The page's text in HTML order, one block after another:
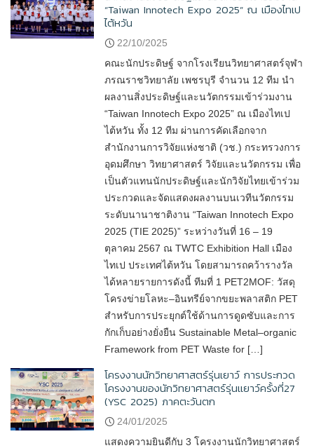
“Taiwan Innotech Expo 2025” ณ เมืองไทเป
ไต้หวัน
22/10/2025
คณะนักประดิษฐ์ จากโรงเรียนวิทยาศาสตร์จุฬา
ภรณราชวิทยาลัย เพชรบุรี จำนวน 12 ทีม นำ
ผลงานสิ่งประดิษฐ์และนวัตกรรมเข้าร่วมงาน
“Taiwan Innotech Expo 2025” ณ เมืองไทเป
ไต้หวัน ทั้ง 12 ทีม ผ่านการคัดเลือกจาก
สำนักงานการวิจัยแห่งชาติ (วช.) กระทรวงการ
อุดมศึกษา วิทยาศาสตร์ วิจัยและนวัตกรรม เพื่อ
เป็นตัวแทนนักประดิษฐ์และนักวิจัยไทยเข้าร่วม
ประกวดและจัดแสดงผลงานบนเวทีนวัตกรรม
ระดับนานาชาติงาน “Taiwan Innotech Expo
2025 (TIE 2025)” ระหว่างวันที่ 16 – 19
ตุลาคม 2567 ณ TWTC Exhibition Hall เมือง
ไทเป ประเทศไต้หวัน โดยสามารถคว้ารางวัล
ได้หลายรายการดังนี้ ทีมที่ 1 PET2MOF: วัสดุ
โครงข่ายโลหะ–อินทรีย์จากขยะพลาสติก PET
สำหรับการประยุกต์ใช้ด้านการดูดซับและการ
กักเก็บอย่างยั่งยืน Sustainable Metal–organic
Framework from PET Waste for […]
โครงงานนักวิทยาศาสตร์รุ่นเยาว์ การประกวด
โครงงานของนักวิทยาศาสตร์รุ่นเเยาว์ครั้งที่27
(YSC 2025) ภาคตะวันตก
24/01/2025
แสดงความยินดีกับ 3 โครงงานนักวิทยาศาสตร์